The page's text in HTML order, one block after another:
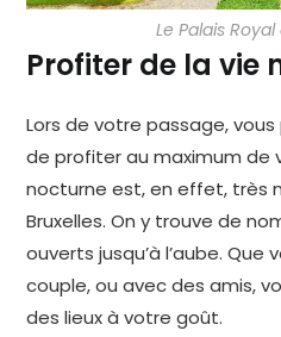
Le Palais
Profiter de la vie
Lors de votre passage,
de profiter au maximum de
nocturne est, en effet, très
Bruxelles. On y trouve de
ouverts jusqu’à l’aube. Que
couple, ou avec des amis,
des lieux à votre goût.